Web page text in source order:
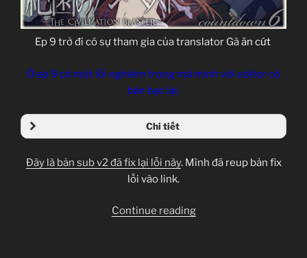
Ep 9 trở đi có sự tham gia của translator Gàăn cứt
Ở ep 9 có một lỗi nghiêm trọng mà mình với editor có
bàn bạc lại.
Chi tiết
Đây là bản sub v2 đã fix lại lỗi này. Mình đã reup bản fix
lỗi vào link.
Continue reading“[Clip-